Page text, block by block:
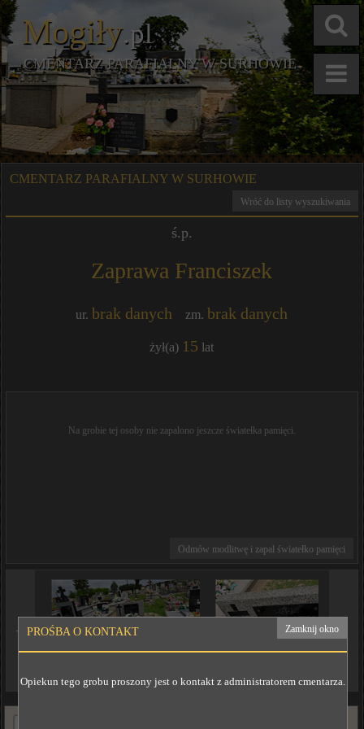
Mogiły.pl
CMENTARZ PARAFIALNY W SURHOWIE
PROŚBA O KONTAKT Zamknij okno
Opiekun tego grobu proszony jest o kontakt z administratorem cmentarza.
CMENTARZ PARAFIALNY W SURHOWIE
Wróć do listy wyszukiwania
ś.p.
Zaprawa Franciszek
ur. brak danych zm. brak danych
żył(a) 15 lat
Na grobie tej osoby nie zapalono jeszcze światełka pamięci.
Odmów modlitwę i zapal światełko pamięci
◄ ►